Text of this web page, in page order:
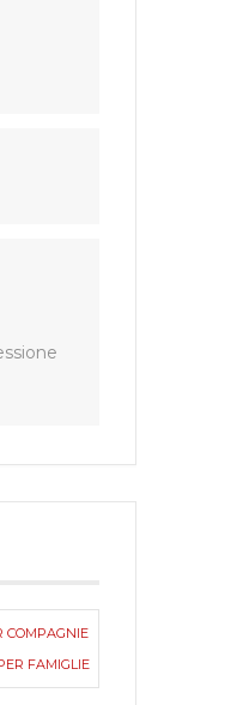
COMPAGNIE
FAMIGLIE